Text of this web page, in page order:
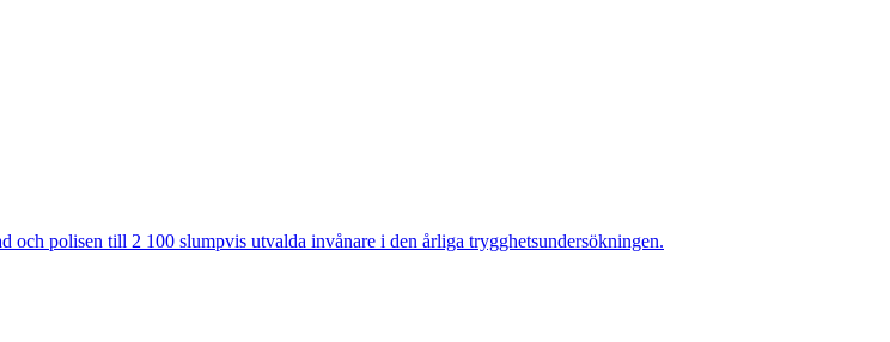
polisen till 2 100 slumpvis utvalda invånare i den årliga trygghetsundersökningen.